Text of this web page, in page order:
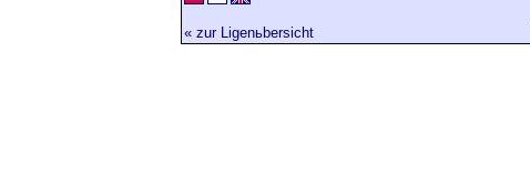
« zur Ligenьbersicht